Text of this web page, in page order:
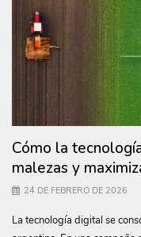
Cómo la
malezas y
24 DE FEBRERO DE 2026
La tecnología digital se